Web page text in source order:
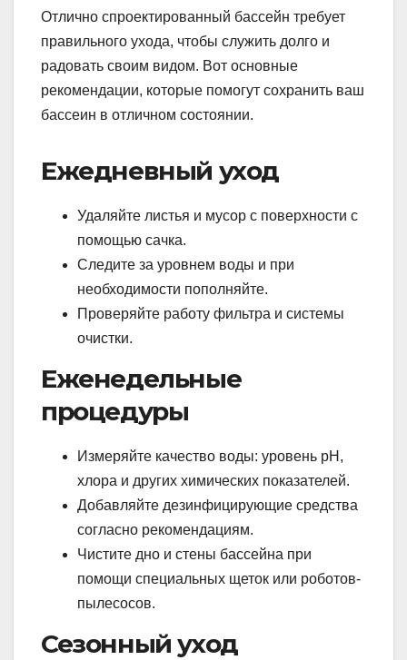
Отлично спроектированный бассейн требует
правильного ухода, чтобы служить долго и
радовать своим видом. Вот основные
рекомендации, которые помогут сохранить ваш
бассеин в отличном состоянии.
Ежедневный уход
Удаляйте листья и мусор с поверхности с
помощью сачка.
Следите за уровнем воды и при
необходимости пополняйте.
Проверяйте работу фильтра и системы
очистки.
Еженедельные
процедуры
Измеряйте качество воды: уровень pH,
хлора и других химических показателей.
Добавляйте дезинфицирующие средства
согласно рекомендациям.
Чистите дно и стены бассейна при
помощи специальных щеток или роботов-
пылесосов.
Сезонный уход